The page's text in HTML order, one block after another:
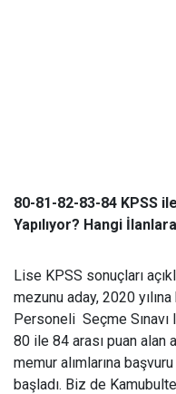
80-81-82-83-84 KPSS
Yapılıyor? Hangi
Lise KPSS sonuçları
mezunu aday, 2020
Personeli Seçme Sınavı
80 ile 84 arası puan alan
memur alımlarına
başladı. Biz de